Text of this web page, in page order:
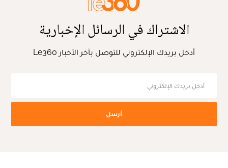
الاشتراك في الرسائل الإخبارية
أدخل بريدك الإلكتروني للتوصل بآخر الأخبار Le360
أرسل